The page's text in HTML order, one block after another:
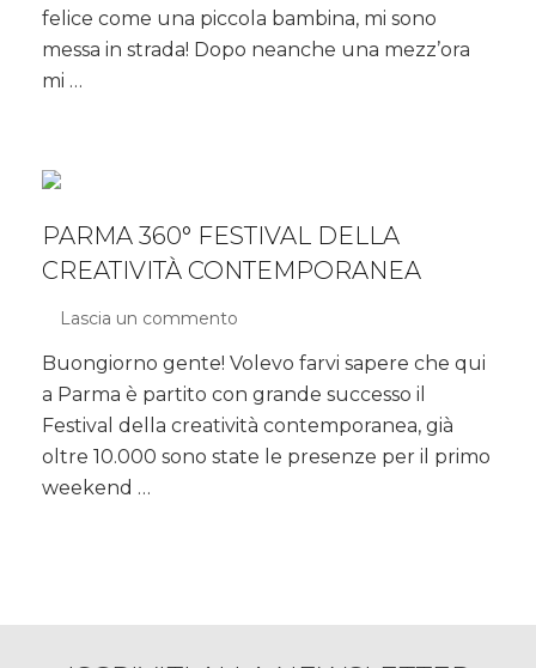
ricordi
di
un
felice come una piccola bambina, mi sono
messa in strada! Dopo neanche una mezz’ora
mi …
PARMA 360° FESTIVAL DELLA
CREATIVITÀ CONTEMPORANEA
Lascia un commento
360°
Festival
della
creatività
contemporanea
Buongiorno gente! Volevo farvi sapere che qui
a Parma è partito con grande successo il
Festival della creatività contemporanea, già
oltre 10.000 sono state le presenze per il primo
weekend …